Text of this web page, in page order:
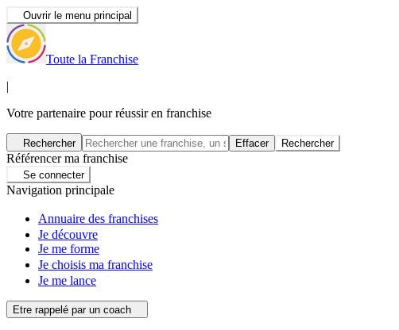
Ouvrir le menu principal
Toute la Franchise
|
Votre partenaire pour réussir en franchise
Rechercher Effacer Rechercher
Référencer ma franchise
Se connecter
Navigation principale
Annuaire des franchises
Je découvre
Je me forme
Je choisis ma franchise
Je me lance
Etre rappelé par un coach